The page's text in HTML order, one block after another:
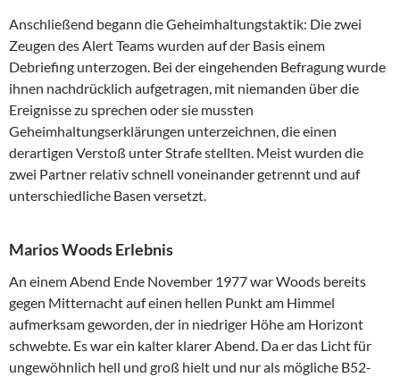
Anschließend begann die Geheimhaltungstaktik: Die zwei
Zeugen des Alert Teams wurden auf der Basis einem
Debriefing unterzogen. Bei der eingehenden Befragung wurde
ihnen nachdrücklich aufgetragen, mit niemanden über die
Ereignisse zu sprechen oder sie mussten
Geheimhaltungserklärungen unterzeichnen, die einen
derartigen Verstoß unter Strafe stellten. Meist wurden die
zwei Partner relativ schnell voneinander getrennt und auf
unterschiedliche Basen versetzt.
Marios Woods Erlebnis
An einem Abend Ende November 1977 war Woods bereits
gegen Mitternacht auf einen hellen Punkt am Himmel
aufmerksam geworden, der in niedriger Höhe am Horizont
schwebte. Es war ein kalter klarer Abend. Da er das Licht für
ungewöhnlich hell und groß hielt und nur als mögliche B52-